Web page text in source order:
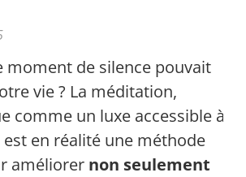
moment de silence pouvait
vie ? La méditation,
comme un luxe accessible à
en réalité une méthode
améliorer non seulement